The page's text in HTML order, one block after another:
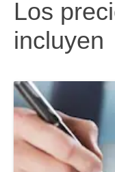
Los
incluyen